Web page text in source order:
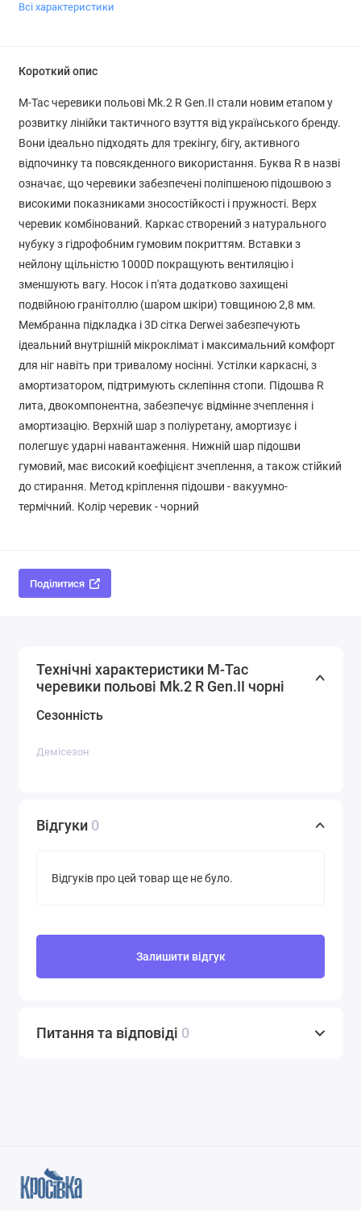
Всі характеристики
Короткий опис
M-Tac черевики польові Mk.2 R Gen.II стали новим етапом у
розвитку лінійки тактичного взуття від українського бренду.
Вони ідеально підходять для трекінгу, бігу, активного
відпочинку та повсякденного використання. Буква R в назві
означає, що черевики забезпечені поліпшеною підошвою з
високими показниками зносостійкості і пружності. Верх
черевик комбінований. Каркас створений з натурального
нубуку з гідрофобним гумовим покриттям. Вставки з
нейлону щільністю 1000D покращують вентиляцію і
зменшують вагу. Носок і п'ята додатково захищені
подвійною гранітоллю (шаром шкіри) товщиною 2,8 мм.
Мембранна підкладка і 3D сітка Derwei забезпечують
ідеальний внутрішній мікроклімат і максимальний комфорт
для ніг навіть при тривалому носінні. Устілки каркасні, з
амортизатором, підтримують склепіння стопи. Підошва R
лита, двокомпонентна, забезпечує відмінне зчеплення і
амортизацію. Верхній шар з поліуретану, амортизує і
полегшує ударні навантаження. Нижній шар підошви
гумовий, має високий коефіцієнт зчеплення, а також стійкий
до стирання. Метод кріплення підошви - вакуумно-
термічний. Колір черевик - чорний
Поділитися
Технічні характеристики M-Tac
черевики польові Mk.2 R Gen.II чорні
Сезонність
Демісезон
Відгуки 0
Відгуків про цей товар ще не було.
Залишити відгук
Питання та відповіді 0